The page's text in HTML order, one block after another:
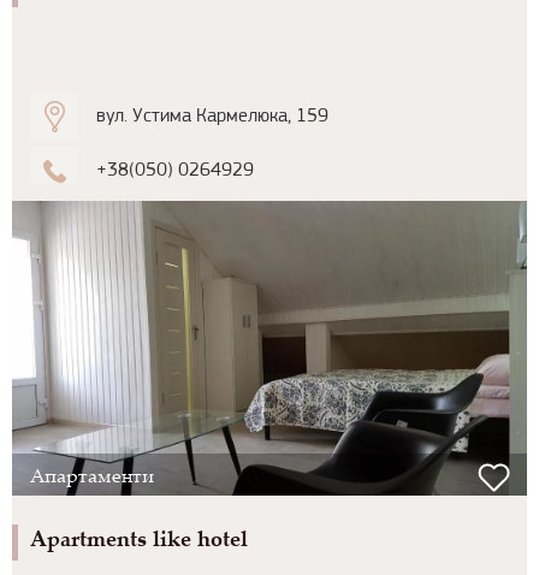
вул. Устима Кармелюка, 159
+38(050) 0264929
Апартаменти
Apartments like hotel